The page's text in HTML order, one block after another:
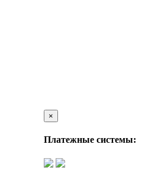
×
Платежные системы: